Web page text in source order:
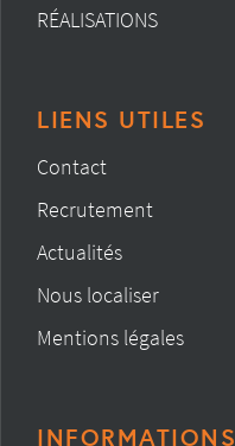
RÉALISATIONS
LIENS UTILES
Contact
Recrutement
Actualités
Nous localiser
Mentions légales
INFORMATIONS